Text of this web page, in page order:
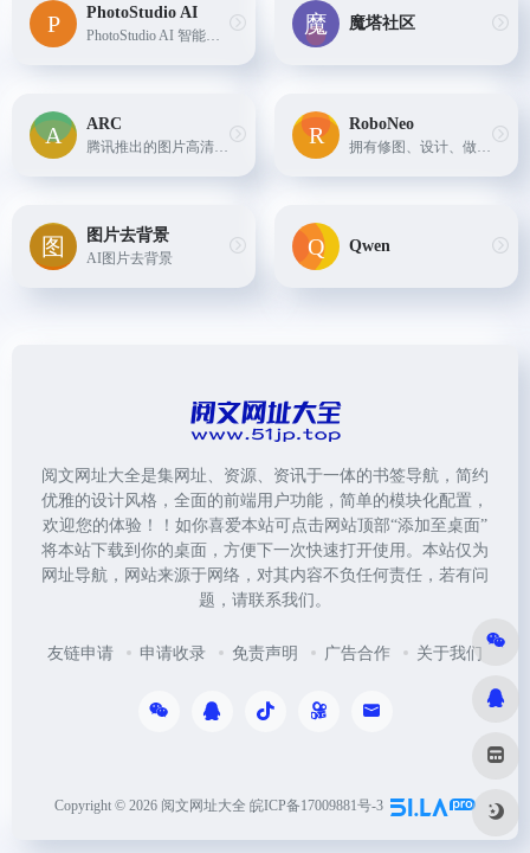
PhotoStudio AI
PhotoStudio AI 智能商拍摄影，提供真实高颜值AI模特资源，海量AI商业场景，简单3步生成超高颜值的AI摄影大片，填写邀请码：V5XPAFLC 可额外获得200虹豆
魔塔社区
ARC
腾讯推出的图片高清修复、抠图、动漫增强工具。
RoboNeo
拥有修图、设计、做视频等等丰富功能,可以帮助用户更好的智能创作,功能强大,使用简单,RoboNeo,专属于你的影像与设计助手。
图片去背景
AI图片去背景
Qwen
阅文网址大全是集网址、资源、资讯于一体的书签导航，简约
优雅的设计风格，全面的前端用户功能，简单的模块化配置，
欢迎您的体验！！如你喜爱本站可点击网站顶部“添加至桌面”
将本站下载到你的桌面，方便下一次快速打开使用。本站仅为
网址导航，网站来源于网络，对其内容不负任何责任，若有问
题，请联系我们。
友链申请 申请收录 免责声明 广告合作 关于我们
Copyright © 2026 阅文网址大全 皖ICP备17009881号-3